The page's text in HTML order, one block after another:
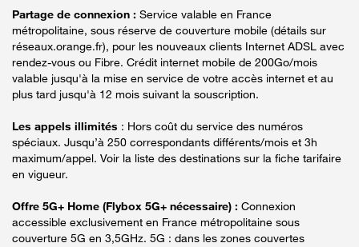
Partage de connexion : Service valable en France
métropolitaine, sous réserve de couverture mobile (détails sur
réseaux.orange.fr), pour les nouveaux clients Internet ADSL avec
rendez-vous ou Fibre. Crédit internet mobile de 200Go/mois
valable jusqu'à la mise en service de votre accès internet et au
plus tard jusqu'à 12 mois suivant la souscription.
Les appels illimités : Hors coût du service des numéros
spéciaux. Jusqu’à 250 correspondants différents/mois et 3h
maximum/appel. Voir la liste des destinations sur la fiche tarifaire
en vigueur.
Offre 5G+ Home (Flybox 5G+ nécessaire) : Connexion
accessible exclusivement en France métropolitaine sous
couverture 5G en 3,5GHz. 5G : dans les zones couvertes